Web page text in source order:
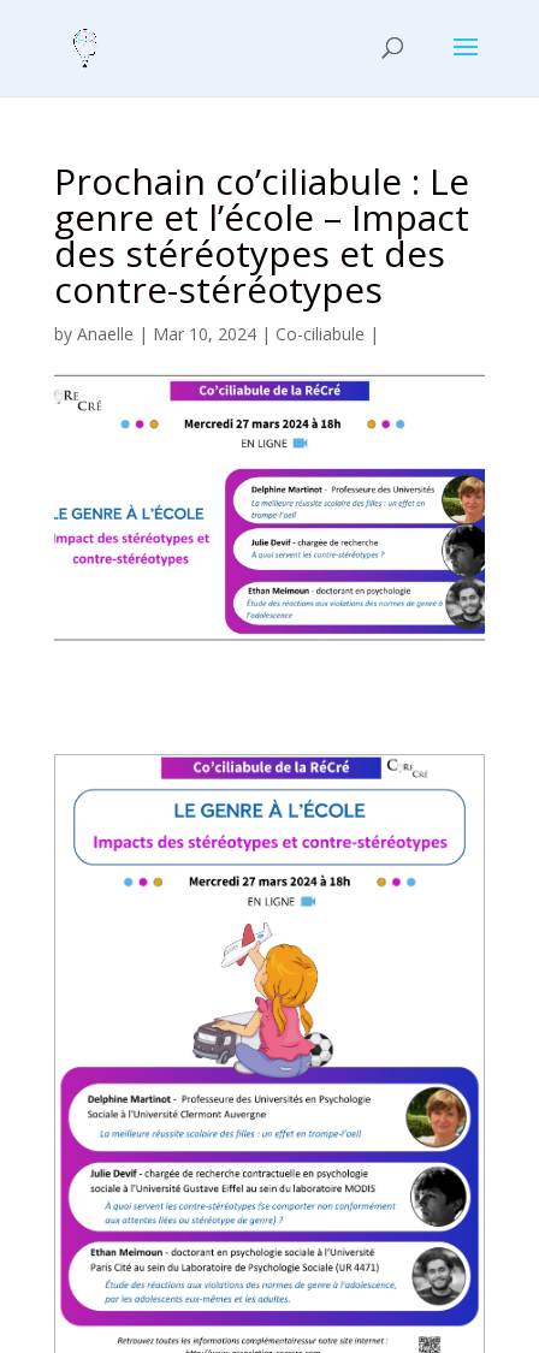
Prochain co’ciliabule : Le
genre et l’école – Impact
des stéréotypes et des
contre-stéréotypes
by Anaelle | Mar 10, 2024| Co-ciliabule |